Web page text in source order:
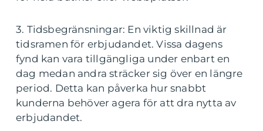
3. Tidsbegränsningar: En viktig skillnad är
tidsramen för erbjudandet. Vissa dagens
fynd kan vara tillgängliga under enbart en
dag medan andra sträcker sig över en längre
period. Detta kan påverka hur snabbt
kunderna behöver agera för att dra nytta av
erbjudandet.